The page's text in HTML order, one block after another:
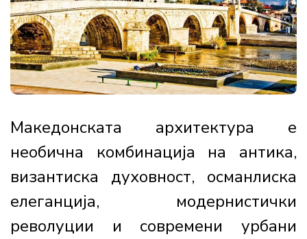
Македонската архитектура е
необична комбинација на антика,
византиска духовност, османлиска
елеганција, модернистички
револуции и современи урбани